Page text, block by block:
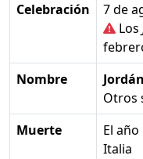
Celebración 7 de
Los
Nombre
Jordán
Otros
Muerte
el año 1248 en Venecia en la actual
Italia